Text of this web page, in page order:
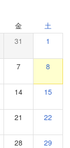
金 土
31 1
7 8
14 15
21 22
28 29